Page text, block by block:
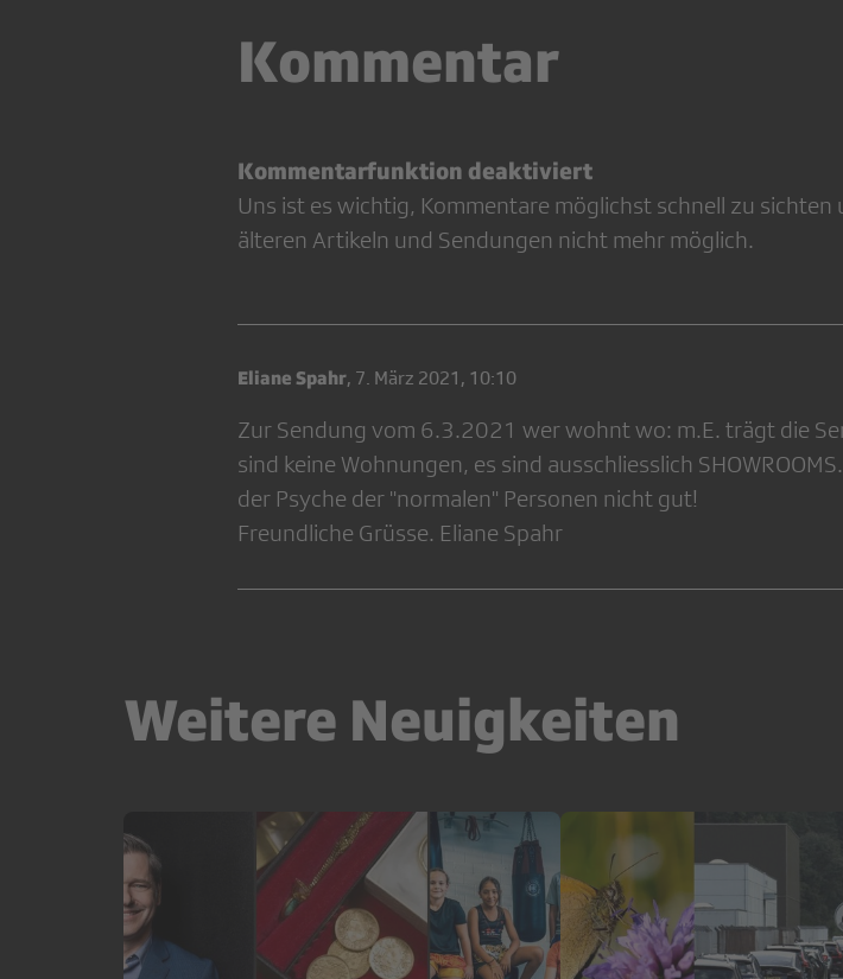
Kommentar
Kommentarfunktion deaktiviert
Uns ist es wichtig, Kommentare möglichst schnell zu
älteren Artikeln und Sendungen nicht mehr möglich.
Eliane Spahr, 7. März 2021, 10:10
Zur Sendung vom 6.3.2021 wer wohnt wo: m.E. trägt die
sind keine Wohnungen, es sind ausschliesslich
der Psyche der "normalen" Personen nicht gut!
Freundliche Grüsse. Eliane Spahr
Weitere Neuigkeiten